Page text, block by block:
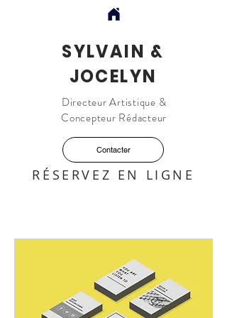
SYLVAIN &
JOCELYN
Contacter
Directeur Artistique &
Concepteur Rédacteur
RÉSERVEZ EN LIGNE